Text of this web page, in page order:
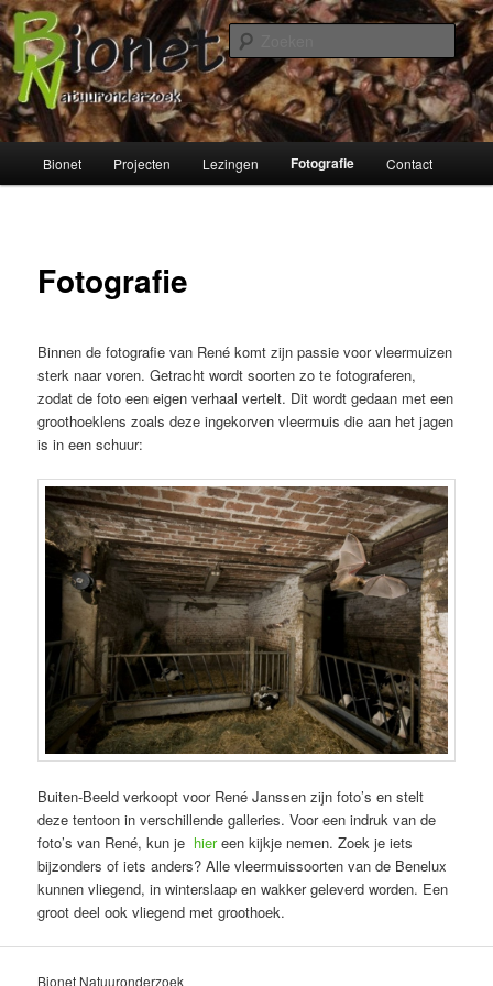
Spring
naar
de
primaire
inhoudBionet Natuuronderzoek
Bionet Projecten Lezingen Fotografie Contact
Fotografie
Binnen de fotografie van René komt zijn passie voor vleermuizen
sterk naar voren. Getracht wordt soorten zo te fotograferen,
zodat de foto een eigen verhaal vertelt. Dit wordt gedaan met een
groothoeklens zoals deze ingekorven vleermuis die aan het jagen
is in een schuur:
Buiten-Beeld verkoopt voor René Janssen zijn foto’s en stelt
deze tentoon in verschillende galleries. Voor een indruk van de
foto’s van René, kun je hiereen kijkje nemen. Zoek je iets
bijzonders of iets anders? Alle vleermuissoorten van de Benelux
kunnen vliegend, in winterslaap en wakker geleverd worden. Een
groot deel ook vliegend met groothoek.
Bionet Natuuronderzoek